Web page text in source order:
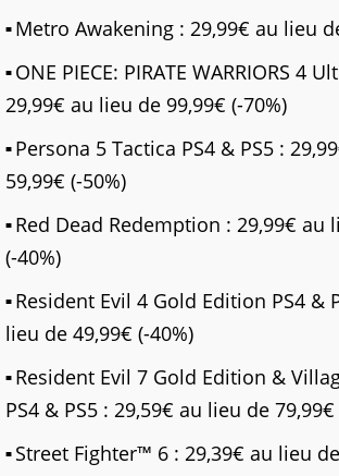
Metro Awakening : 29,99€ au lieu
ONE PIECE: PIRATE WARRIORS 4
29,99€ au lieu de 99,99€ (-70%)
Persona 5 Tactica PS4 & PS5 :
59,99€ (-50%)
Red Dead Redemption : 29,99€ au
(-40%)
Resident Evil 4 Gold Edition PS4 &
lieu de 49,99€ (-40%)
Resident Evil 7 Gold Edition &
PS4 & PS5 : 29,59€ au lieu de 79,99€
Street Fighter™ 6 : 29,39€ au lieu